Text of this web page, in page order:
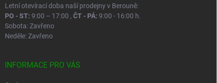
Letní otevírací doba naší prodejny v Berouně:
PO - ST: 9:00 – 17:00 , ČT - PÁ: 9:00 - 16:00 h.
Sobota: Zavřeno
Neděle: Zavřeno
INFORMACE PRO VÁS